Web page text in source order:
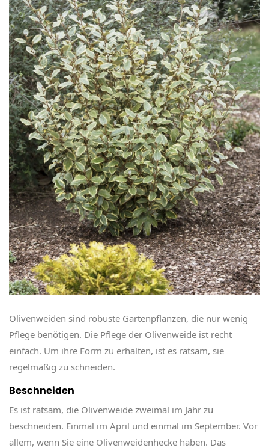
Olivenweiden sind robuste Gartenpflanzen, die nur wenig
Pflege benötigen. Die Pflege der Olivenweide ist recht
einfach. Um ihre Form zu erhalten, ist es ratsam, sie
regelmäßig zu schneiden.
Beschneiden
Es ist ratsam, die Olivenweide zweimal im Jahr zu
beschneiden. Einmal im April und einmal im September. Vor
allem, wenn Sie eine Olivenweidenhecke haben. Das